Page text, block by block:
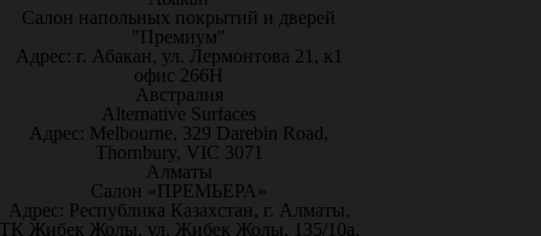
Салон напольных покрытий и дверей
"Премиум"
Адрес: г. Абакан, ул. Лермонтова 21, к1
офис 266Н
Австралия
Alternative Surfaces
Адрес: Melbourne, 329 Darebin Road,
Thornbury, VIC 3071
Алматы
Салон «ПРЕМЬЕРА»
Адрес: Республика Казахстан, г. Алматы,
Жибек Жолы, ул. Жибек Жолы, 135/10а,